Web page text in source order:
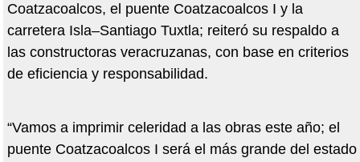
Coatzacoalcos, el puente Coatzacoalcos I y la
carretera Isla–Santiago Tuxtla; reiteró su respaldo a
las constructoras veracruzanas, con base en criterios
de eficiencia y responsabilidad.
“Vamos a imprimir celeridad a las obras este año; el
puente Coatzacoalcos I será el más grande del estado